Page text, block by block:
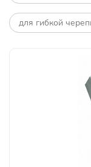
для гибкой